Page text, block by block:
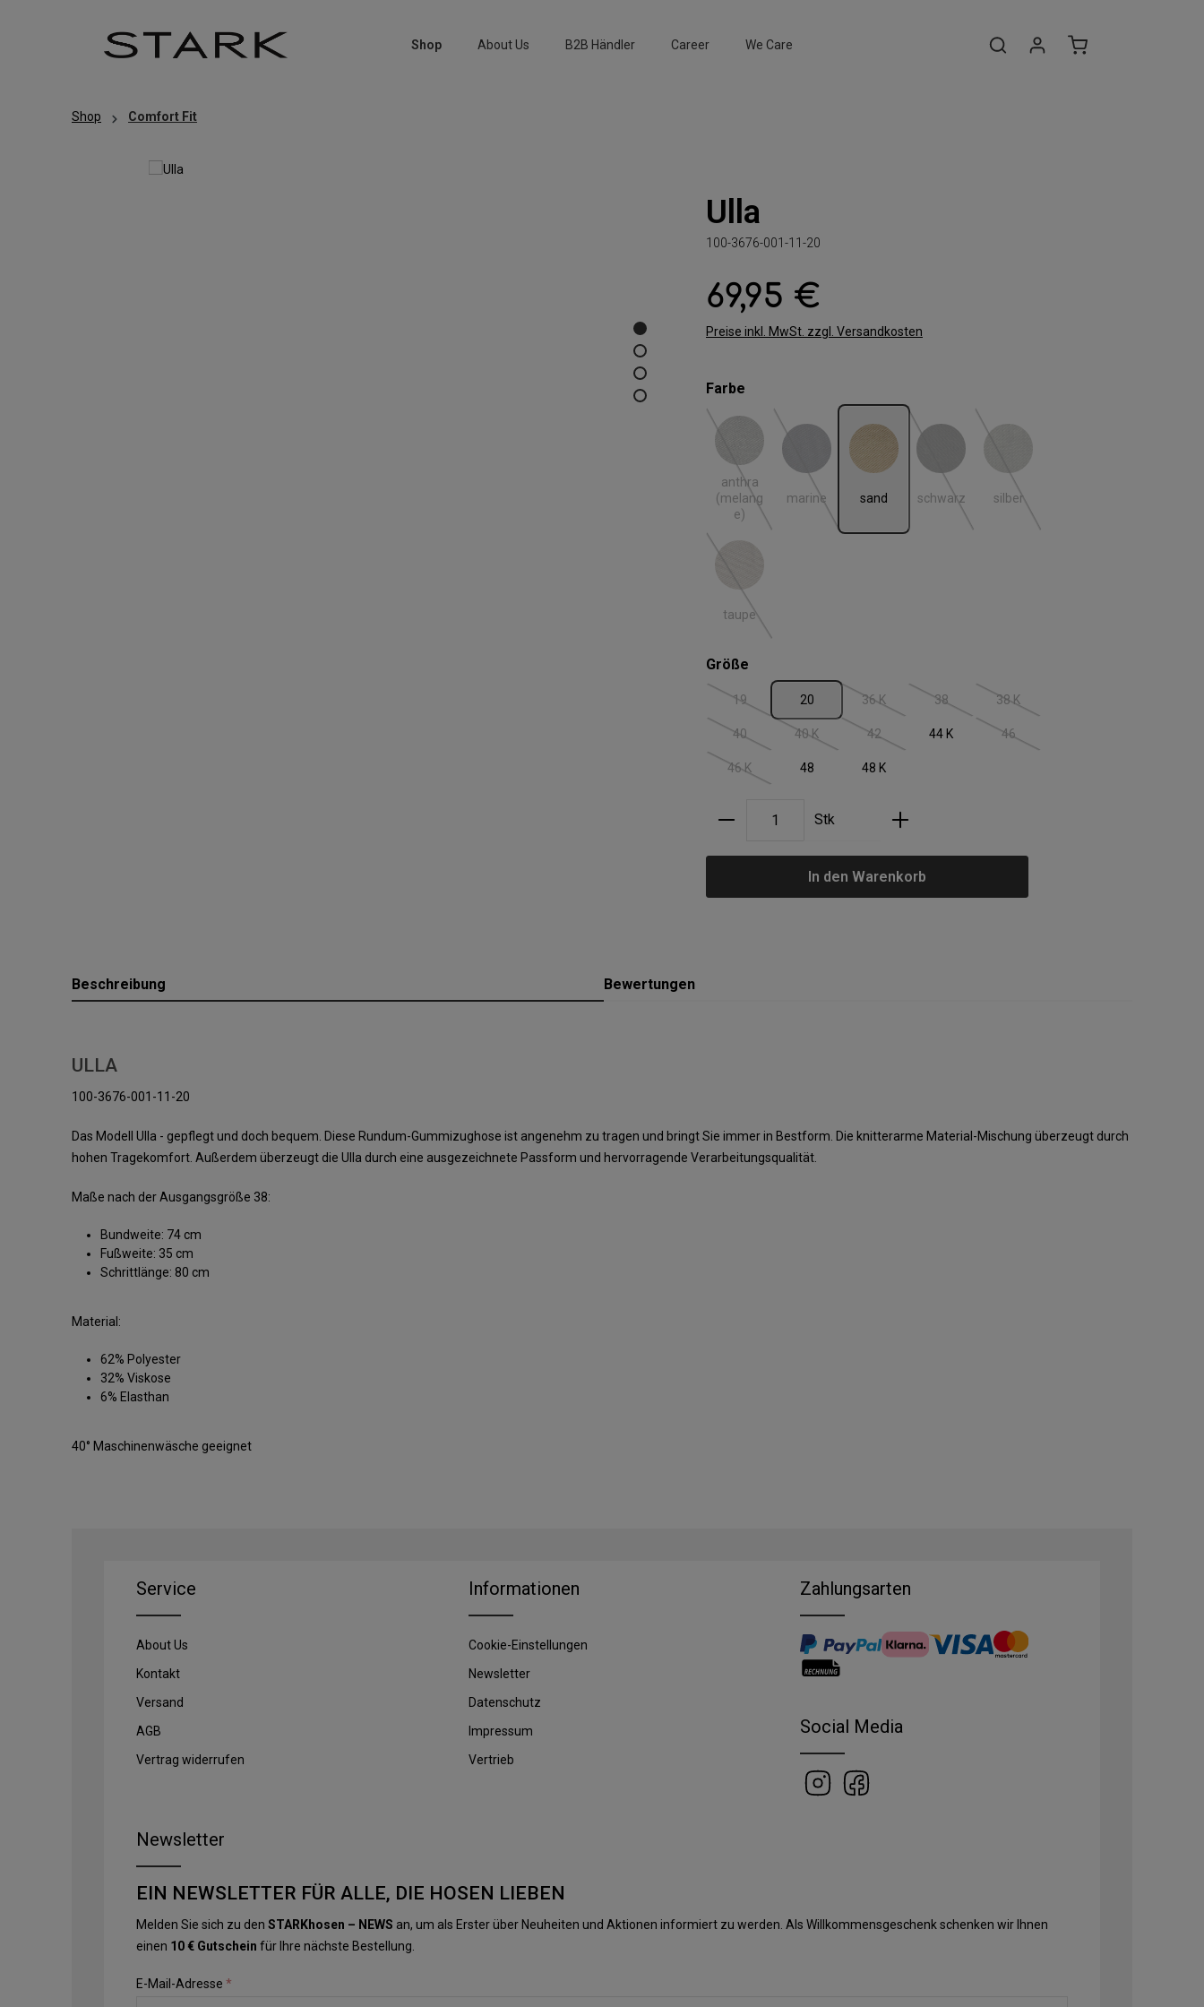
Shop
About Us B2B Händler Career We Care
Shop Comfort Fit
Ulla
100-3676-001-11-20
Regulärer Preis:
69,95 €
Preise inkl. MwSt. zzgl. Versandkosten
Farbe
anthra
(melang
e)
anthra (melange)
(Diese Option ist zurzeit nicht verfügbar.)
marine
marine
(Diese Option ist zurzeit nicht verfügbar.)
sand
sand
schwarz
schwarz
(Diese Option ist zurzeit nicht verfügbar.)
silber
silber
(Diese Option ist zurzeit nicht
taupe
taupe
(Diese Option ist zurzeit nicht verfügbar.)
Größe
19(Diese Option ist zurzeit nicht verfügbar.)
20 36 K(Diese Option ist zurzeit nicht verfügbar.)
38(Diese Option ist zurzeit nicht verfügbar.)
38 K(Diese Option ist zurzeit nicht
40(Diese Option ist zurzeit nicht verfügbar.)
40 K(Diese Option ist zurzeit nicht verfügbar.)
42(Diese Option ist zurzeit nicht verfügbar.)
44 K 46(Diese Option ist zurzeit nicht
46 K(Diese Option ist zurzeit nicht verfügbar.)
48 48 K
Produkt Anzahl: Gib den gewünschten Wert ein
Stk
In den Warenkorb
Beschreibung Bewertungen
ULLA
100-3676-001-11-20
Das Modell Ulla - gepflegt und doch bequem. Diese Rundum-Gummizughose ist angenehm zu tragen und bringt Sie immer in Bestform. Die knitterarme Material-Mischung überzeugt durch
hohen Tragekomfort. Außerdem überzeugt die Ulla durch eine ausgezeichnete Passform und hervorragende Verarbeitungsqualität.
Maße nach der Ausgangsgröße 38:
Bundweite: 74 cm
Fußweite: 35 cm
Schrittlänge: 80 cm
Material:
62% Polyester
32% Viskose
6% Elasthan
40° Maschinenwäsche geeignet
Service
About Us
Kontakt
Versand
AGB
Vertrag widerrufen
Informationen
Cookie-Einstellungen
Newsletter
Datenschutz
Impressum
Vertrieb
Zahlungsarten
Social Media
Newsletter
EIN NEWSLETTER FÜR ALLE, DIE HOSEN LIEBEN
Melden Sie sich zu den STARKhosen – NEWS an, um als Erster über Neuheiten und Aktionen informiert zu werden. Als Willkommensgeschenk schenken wir Ihnen
einen 10 € Gutschein für Ihre nächste Bestellung.
E-Mail-Adresse *